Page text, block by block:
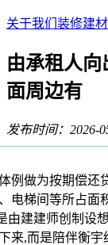
关于我们 装修建
由承租人
面周边有
发布时间：2026-
为按期偿还贷
电梯间等所占面
由建建师创制设
来,而是陪伴衡